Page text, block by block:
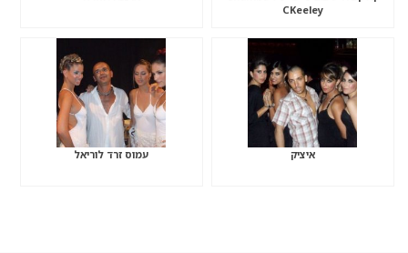
CKeeley
איציק עמוס זרד לוריאל